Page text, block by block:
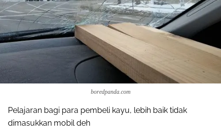
boredpanda.com
Pelajaran bagi para pembeli kayu, lebih baik tidak
dimasukkan mobil deh